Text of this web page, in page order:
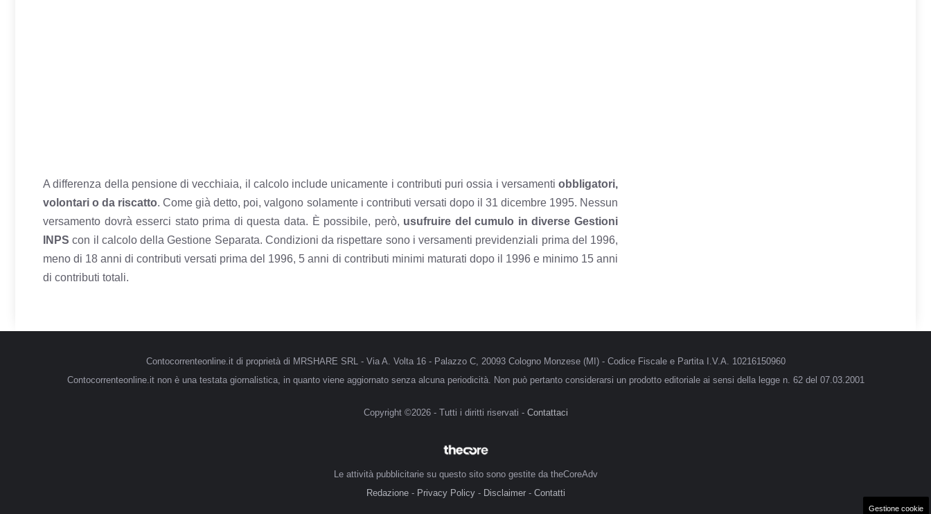
A differenza della pensione di vecchiaia, il calcolo include unicamente i contributi puri ossia i versamenti obbligatori,
volontari o da riscatto. Come già detto, poi, valgono solamente i contributi versati dopo il 31 dicembre 1995. Nessun
versamento dovrà esserci stato prima di questa data. È possibile, però, usufruire del cumulo in diverse Gestioni
INPS con il calcolo della Gestione Separata. Condizioni da rispettare sono i versamenti previdenziali prima del 1996,
meno di 18 anni di contributi versati prima del 1996, 5 anni di contributi minimi maturati dopo il 1996 e minimo 15 anni
di contributi totali.
Contocorrenteonline.it di proprietà di MRSHARE SRL - Via A. Volta 16 - Palazzo C, 20093 Cologno Monzese (MI) - Codice Fiscale e Partita I.V.A. 10216150960
Contocorrenteonline.it non è una testata giornalistica, in quanto viene aggiornato senza alcuna periodicità. Non può pertanto considerarsi un prodotto editoriale ai sensi della legge n. 62 del 07.03.2001
Copyright ©2026 - Tutti i diritti riservati - Contattaci
Le attività pubblicitarie su questo sito sono gestite da theCoreAdv
Redazione- Privacy Policy- Disclaimer- Contatti
Gestione cookie